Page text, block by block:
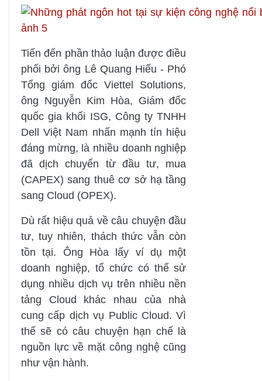
Tiến đến phần thảo luận được điều
phối bởi ông Lê Quang Hiếu - Phó
Tổng giám đốc Viettel Solutions,
ông Nguyễn Kim Hòa, Giám đốc
quốc gia khối ISG, Công ty TNHH
Dell Việt Nam nhấn mạnh tín hiệu
đáng mừng, là nhiều doanh nghiệp
đã dịch chuyển từ đầu tư, mua
(CAPEX) sang thuê cơ sở hạ tầng
sang Cloud (OPEX).
Dù rất hiệu quả về câu chuyện đầu
tư, tuy nhiên, thách thức vẫn còn
tồn tại. Ông Hòa lấy ví dụ một
doanh nghiệp, tổ chức có thể sử
dụng nhiều dịch vụ trên nhiều nền
tảng Cloud khác nhau của nhà
cung cấp dịch vụ Public Cloud. Vì
thế sẽ có câu chuyện hạn chế là
nguồn lực về mặt công nghệ cũng
như vận hành.